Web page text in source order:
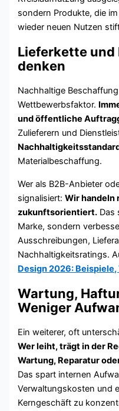
sondern Produkte, die
wieder neuen Nutzen
Lieferkette und
denken
Nachhaltige
Wettbewerbsfaktor.
und öffentliche
Zulieferern und
Materialbeschaffung.
Wer als B2B-Anbieter
signalisiert:Wir handeln
zukunftsorientiert. Das
Marke, sondern
Ausschreibungen,
Nachhaltigkeitsratings.
Design 2026:
Wartung,
Weniger
Ein weiterer, oft
Wer leiht, trägt in der
Wartung, Reparatur
Das spart internen
Verwaltungskosten und
Kerngeschäft zu